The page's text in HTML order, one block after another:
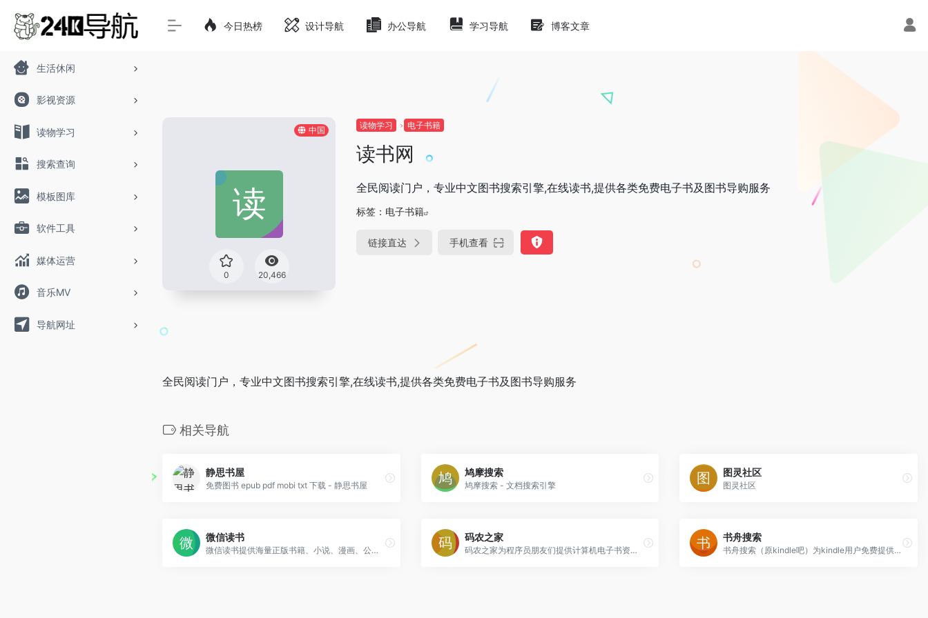
生活休闲
影视资源
读物学习
搜索查询
模板图库
软件工具
媒体运营
音乐MV
导航网址
今日热榜 设计导航 办公导航 学习导航 博客文章
中国
0 20,466
读物学习 电子书籍
读书网
全民阅读门户，专业中文图书搜索引擎,在线读书,提供各类免费电子书及图书导购服务
标签： 电子书籍
链接直达 手机查看
全民阅读门户，专业中文图书搜索引擎,在线读书,提供各类免费电子书及图书导购服务
相关导航
静思书屋
免费图书 epub pdf mobi txt 下载 - 静思书屋
鸠摩搜索
鸠摩搜索 - 文档搜索引擎
图灵社区
图灵社区
微信读书
微信读书提供海量正版书籍、小说、漫画、公众号、听书，多设备同步实现跨屏阅读。与微信好友一起发现更多精品好书，随时交流感想，让阅读不再孤独。
码农之家
码农之家为程序员朋友们提供计算机电子书资源免费下载，打造成编程电子书的专业网站，精选计算机pdf电子书内容并推荐有价值的视频教程内容，为大家学习编程和计算机知识节省成本。
书舟搜索
书舟搜索（原kindle吧）为kindle用户免费提供海量丰富的电子书籍在线搜索与下载服务，包括mobi/azw3/epub格式，欢迎您的来访。